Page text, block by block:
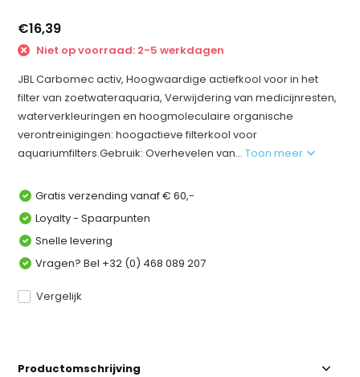
€16,39
Niet op voorraad: 2-5 werkdagen
JBL Carbomec activ, Hoogwaardige actiefkool voor in het
filter van zoetwateraquaria, Verwijdering van medicijnresten,
waterverkleuringen en hoogmoleculaire organische
verontreinigingen: hoogactieve filterkool voor
aquariumfilters.Gebruik: Overhevelen van...Toon meer
Gratis verzending vanaf € 60,-
Loyalty - Spaarpunten
Snelle levering
Vragen? Bel +32 (0) 468 089 207
Vergelijk
Productomschrijving